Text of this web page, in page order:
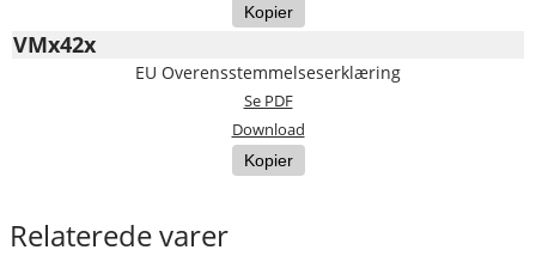
Kopier
VMx42x
EU Overensstemmelseserklæring
Se PDF
Download
Kopier
Relaterede varer